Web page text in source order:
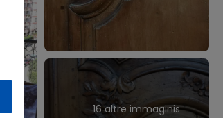
16 altre immaginis